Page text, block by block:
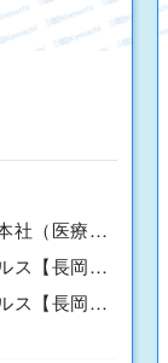
営業管理【本社（医療部）】
ルートセールス【長岡本社】ＬＰ燃料課
ルートセールス【長岡鋳鋼原料部】